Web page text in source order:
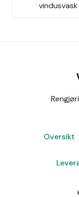
vindusvask
Oversikt